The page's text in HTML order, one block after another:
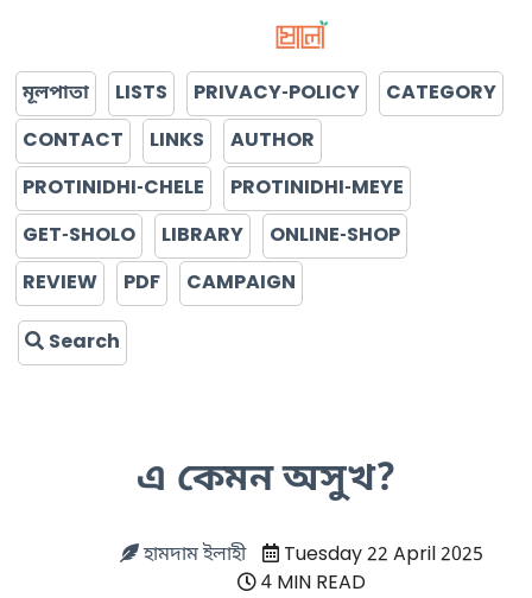
মূলপাতা LISTS PRIVACY-POLICY
CATEGORY
CONTACT
LINKS
AUTHOR
PROTINIDHI-CHELE
PROTINIDHI-MEYE
GET-SHOLO
LIBRARY
ONLINE-SHOP
REVIEW
PDF CAMPAIGN
Search
এ কেমন অসুখ?
হামদাম ইলাহী
Tuesday 22 April 2025
4 MIN READ